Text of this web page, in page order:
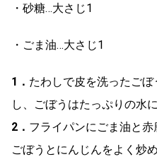
・砂糖…大さじ1
・ごま油…大さじ1
1． たわしで皮を洗ったご
し、ごぼうはたっぷりの水
2． フライパンにごま油と赤
ごぼうとにんじんをよく炒め